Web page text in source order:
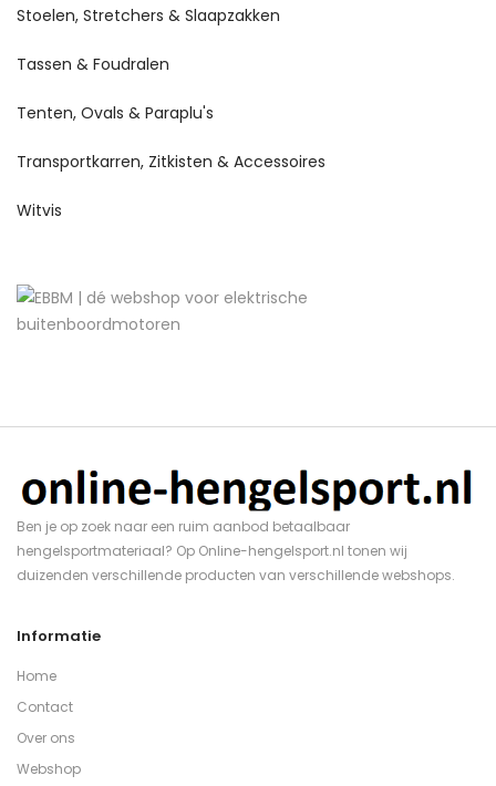
Stoelen, Stretchers & Slaapzakken
Tassen & Foudralen
Tenten, Ovals & Paraplu's
Transportkarren, Zitkisten & Accessoires
Witvis
Ben je op zoek naar een ruim aanbod betaalbaar
hengelsportmateriaal? Op Online-hengelsport.nl tonen wij
duizenden verschillende producten van verschillende webshops.
Informatie
Home
Contact
Over ons
Webshop